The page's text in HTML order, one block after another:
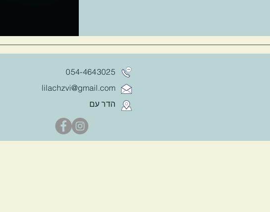
054-4643025
lilachzvi@gmail.com
הדר עם